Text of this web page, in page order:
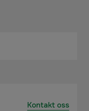
Kontakt oss